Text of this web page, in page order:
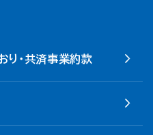
り・共済事業約款